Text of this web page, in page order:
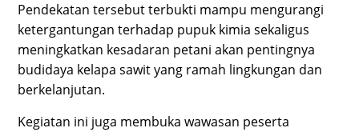
Pendekatan tersebut terbukti mampu mengurangi
ketergantungan terhadap pupuk kimia sekaligus
meningkatkan kesadaran petani akan pentingnya
budidaya kelapa sawit yang ramah lingkungan dan
berkelanjutan.
Kegiatan ini juga membuka wawasan peserta